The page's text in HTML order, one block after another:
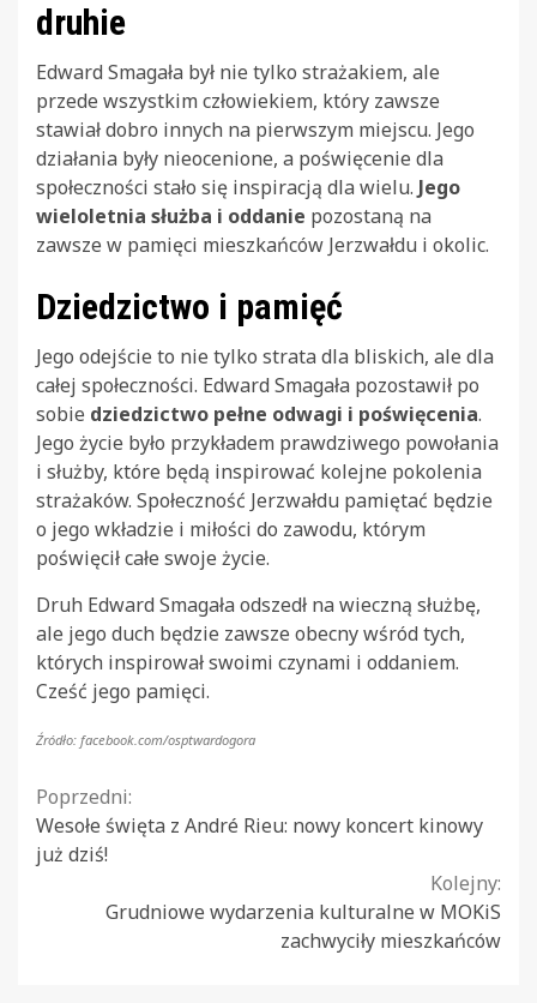
druhie
Edward Smagała był nie tylko strażakiem, ale
przede wszystkim człowiekiem, który zawsze
stawiał dobro innych na pierwszym miejscu. Jego
działania były nieocenione, a poświęcenie dla
społeczności stało się inspiracją dla wielu. Jego
wieloletnia służba i oddanie pozostaną na
zawsze w pamięci mieszkańców Jerzwałdu i okolic.
Dziedzictwo i pamięć
Jego odejście to nie tylko strata dla bliskich, ale dla
całej społeczności. Edward Smagała pozostawił po
sobie dziedzictwo pełne odwagi i poświęcenia.
Jego życie było przykładem prawdziwego powołania
i służby, które będą inspirować kolejne pokolenia
strażaków. Społeczność Jerzwałdu pamiętać będzie
o jego wkładzie i miłości do zawodu, którym
poświęcił całe swoje życie.
Druh Edward Smagała odszedł na wieczną służbę,
ale jego duch będzie zawsze obecny wśród tych,
których inspirował swoimi czynami i oddaniem.
Cześć jego pamięci.
Źródło: facebook.com/osptwardogora
Continue
Reading
Poprzedni:
Wesołe święta z André Rieu: nowy koncert kinowy
już dziś!
Kolejny:
Grudniowe wydarzenia kulturalne w MOKiS
zachwyciły mieszkańców